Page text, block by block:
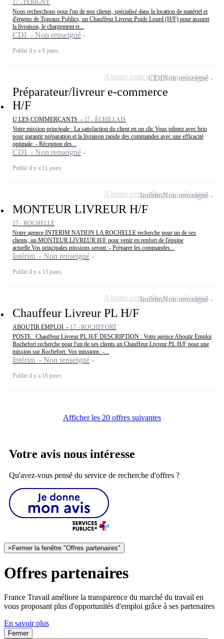
17 - PÉRIGNY
Nous recherchons pour l'un de nos clients, spécialisé dans la location de matériel et
d'engins de Travaux Publics, un Chauffeur Livreur Poids Lourd (H/F) pour assurer
la livraison, le chargement et...
CDI - Non renseigné
Publié il y a 9 jours
Préparateur/livreur e-commerce
H/F
U LES COMMERÇANTS - 17 - ÉCHILLAIS
Votre mission principale : La satisfaction du client en un clic Vous pilotez avec brio
pour garantir préparation et la livraison rapide des commandes avec une efficacité
optimale. - Réception des...
CDI - Non renseigné
Publié il y a 11 jours
CDINon renseigné
Ajouter cette offre à ma sélection
MONTEUR LIVREUR H/F
17 - ROCHELLE
Notre agence INTERIM NATION LA ROCHELLE recherche pour un de ses
clients, un MONTEUR LIVREUR H/F pour venir en renfort de l'équipe
actuelle.Vos principales missions seront :- Préparer les commandes...
Intérim - Non renseigné
Publié il y a 13 jours
IntérimNon renseigné
Ajouter cette offre à ma sélection
Chauffeur Livreur PL H/F
ABOUTIR EMPLOI - 17 - ROCHEFORT
POSTE : Chauffeur Livreur PL H/F DESCRIPTION : Votre agence Aboutir Emploi
Rochefort recherche pour l'un de ses clients un Chauffeur Livreur PL H/F pour une
mission sur Rochefort. Vos missions: -...
Intérim - Non renseigné
Publié il y a 16 jours
IntérimNon renseigné
Ajouter cette offre à ma sélection
Afficher les 20 offres suivantes
Votre avis nous intéresse
Qu'avez-vous pensé du service de recherche d'offres ?
×Fermer la fenêtre "Offres partenaires"
Offres partenaires
France Travail améliore la transparence du marché du travail en
vous proposant plus d'opportunités d'emploi grâce à ses partenaires
En savoir plus
Fermer